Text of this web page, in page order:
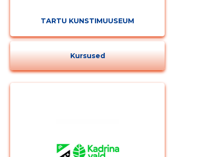
TARTU KUNSTIMUUSEUM
Kursused